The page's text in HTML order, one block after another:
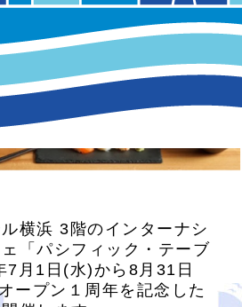
横浜 3階のインターナシ
「パシフィック・テーブ
7月1日(水)から8月31日
ープン１周年を記念した